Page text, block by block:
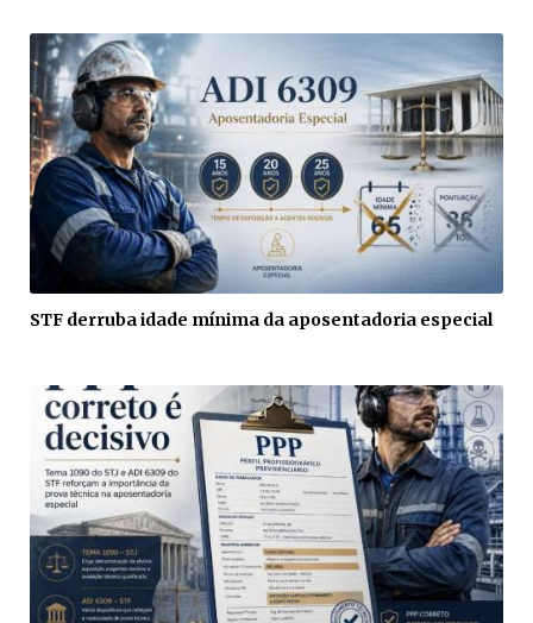
STF derruba idade mínima da aposentadoria especial